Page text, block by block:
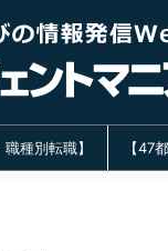
職種別転職】 【47